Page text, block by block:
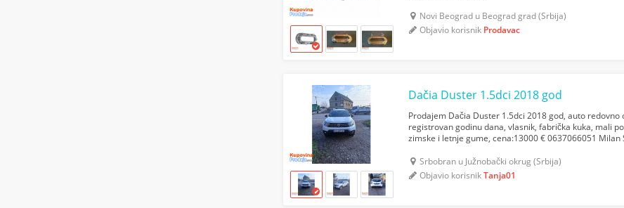
Novi Beograd u Beograd grad (Srbija)
Objavio korisnik Prodavac
Dačia Duster 1.5dci 2018 god
Prodajem Dačia Duster 1.5dci 2018 god, auto
registrovan godinu dana, vlasnik, fabrička kuka, mali
zimske i letnje gume, cena:13000 € 0637066051 Milan
Srbobran u Južnobački okrug (Srbija)
Objavio korisnikTanja01